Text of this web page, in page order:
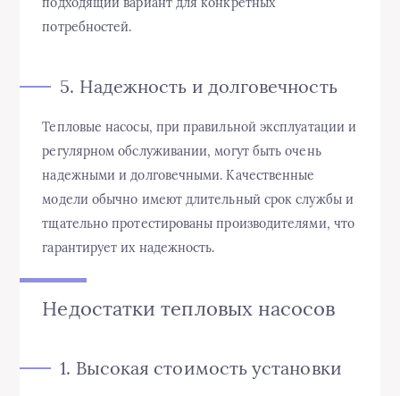
потребностей.
5. Надежность и долговечность
Тепловые насосы, при правильной эксплуатации и
регулярном обслуживании, могут быть очень
надежными и долговечными. Качественные
модели обычно имеют длительный срок службы и
тщательно протестированы производителями, что
гарантирует их надежность.
Недостатки тепловых насосов
1. Высокая стоимость установки